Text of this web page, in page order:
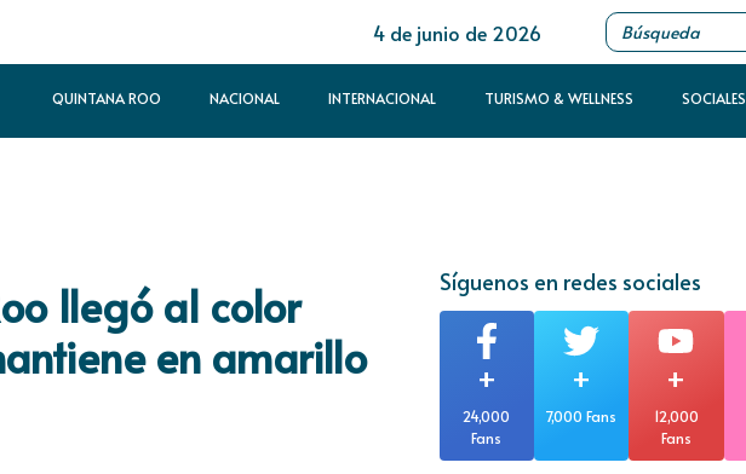
4 de junio de 2026
QUINTANA ROO NACIONAL INTERNACIONAL TURISMO & WELLNESS SOCIALES
llegó al color
en amarillo
Síguenos en redes sociales
+
24,000
Fans
+
7,000 Fans
+
12,000
Fans